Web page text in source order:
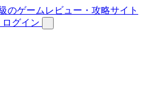
ログイン